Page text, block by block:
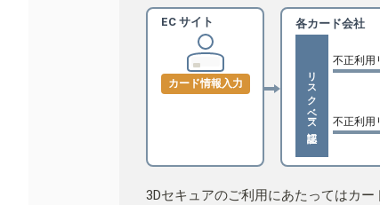
EC サイト
カード情報入力
各カード会社
リスクベース認証
不正利用
不正利用
3Dセキュアのご利用にあたってはカ